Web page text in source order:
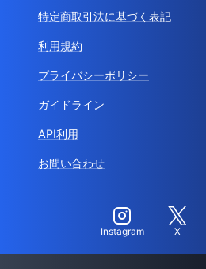
特定商取引法に基づく表記
利用規約
プライバシーポリシー
ガイドライン
API利用
お問い合わせ
Instagram X